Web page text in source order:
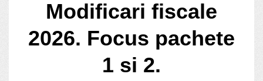
Modificari fiscale
2026. Focus pachete
1 si 2.